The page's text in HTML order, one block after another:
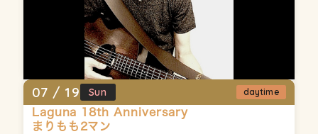
07 / 19 Sun daytime
Laguna 18th Anniversary
まりもも2マン